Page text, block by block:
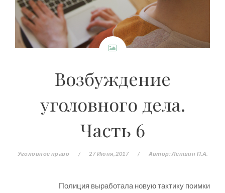
Возбуждение
уголовного дела.
Часть 6
Уголовное право / 27 Июня, 2017 / Автор: Лепшин П.А.
Полиция выработала новую тактику поимки